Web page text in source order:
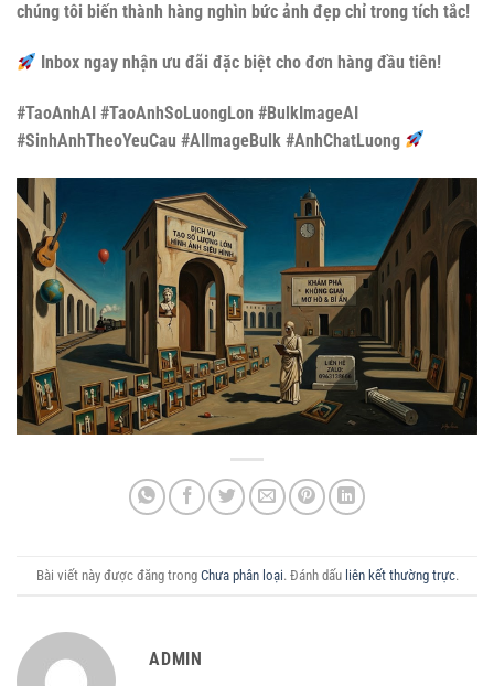
chúng tôi biến thành hàng nghìn bức ảnh đẹp chỉ trong tích tắc!
Inbox ngay nhận ưu đãi đặc biệt cho đơn hàng đầu tiên!
#TaoAnhAI #TaoAnhSoLuongLon #BulkImageAI
#SinhAnhTheoYeuCau #AIImageBulk #AnhChatLuong
Bài viết này được đăng trong Chưa phân loại. Đánh dấu liên kết thường trực.
ADMIN